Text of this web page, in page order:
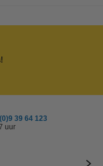
39 64 123
uur